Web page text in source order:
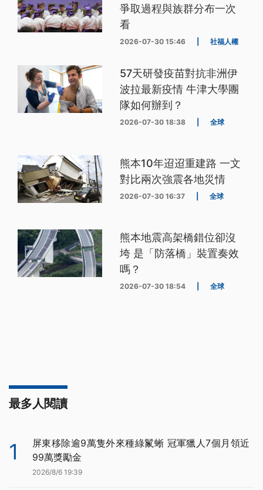
爭取過程與族群分布一次
看
2026-07-30 15:46 社福人權
57天研發疫苗對抗非洲伊
波拉最新疫情 牛津大學團
隊如何辦到？
2026-07-30 18:38 全球
熊本10年迢迢重建路 一文
對比兩次強震各地災情
2026-07-30 16:37 全球
熊本地震高架橋錯位卻沒
垮 是「防落橋」裝置奏效
嗎？
2026-07-30 18:54 全球
最多人閱讀
1
屏東移除逾9萬隻外來種綠鬣蜥 冠軍獵人7個月領近
99萬獎勵金
2026/8/6 19:39